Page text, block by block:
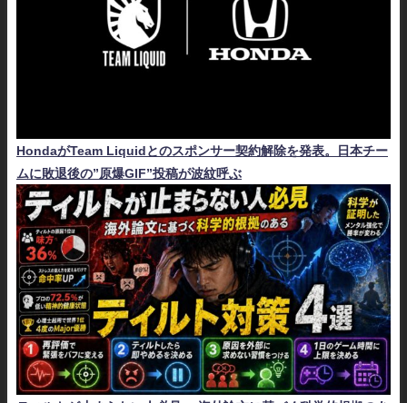
HondaがTeam Liquidとのスポンサー契約解除を発表。日本チー
ムに敗退後の”原爆GIF”投稿が波紋呼ぶ